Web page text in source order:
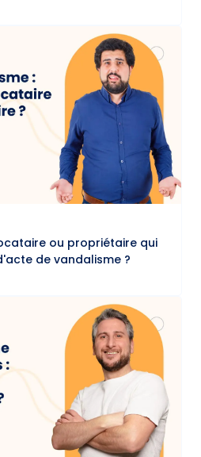
ou propriétaire qui
de vandalisme ?